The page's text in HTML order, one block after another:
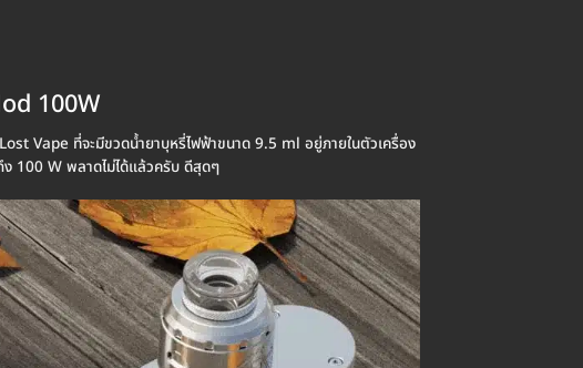
100W
Vape ที่จะมีขวดน้ำยาบุหรี่ไฟฟ้าขนาด 9.5 ml อยู่ภายในตัวเครื่อง
100 W พลาดไม่ได้แล้วครับ ดีสุดๆ